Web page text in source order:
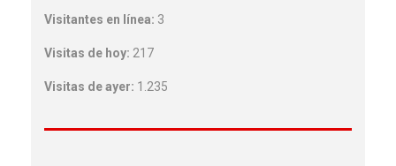
Visitantes en línea: 3
Visitas de hoy: 217
Visitas de ayer: 1.235